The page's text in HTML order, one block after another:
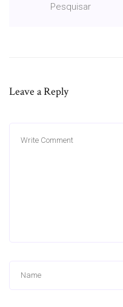
Pesquisar
Leave a Reply